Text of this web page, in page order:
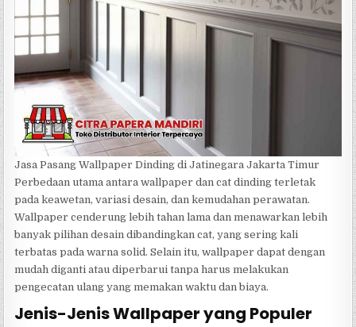
Jasa Pasang Wallpaper Dinding di Jatinegara Jakarta Timur
Perbedaan utama antara wallpaper dan cat dinding terletak
pada keawetan, variasi desain, dan kemudahan perawatan.
Wallpaper cenderung lebih tahan lama dan menawarkan lebih
banyak pilihan desain dibandingkan cat, yang sering kali
terbatas pada warna solid. Selain itu, wallpaper dapat dengan
mudah diganti atau diperbarui tanpa harus melakukan
pengecatan ulang yang memakan waktu dan biaya.
Jenis-Jenis Wallpaper yang Populer